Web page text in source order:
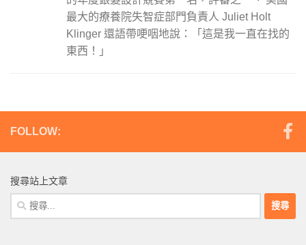
最大的療養院失智症部門負責人 Juliet Holt
Klinger 還語帶哽咽地說：「這是我一直在找的
東西！」
FOLLOW:
搜尋站上文章
搜
尋